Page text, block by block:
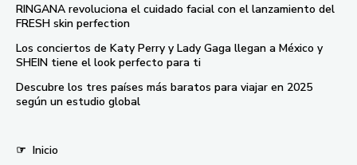
RINGANA revoluciona el cuidado facial con el lanzamiento del
FRESH skin perfection
Los conciertos de Katy Perry y Lady Gaga llegan a México y
SHEIN tiene el look perfecto para ti
Descubre los tres países más baratos para viajar en 2025
según un estudio global
☞ Inicio